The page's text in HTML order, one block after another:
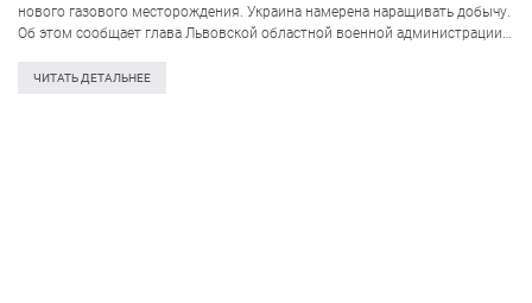
нового газового месторождения. Украина намерена наращивать добычу.
Об этом сообщает глава Львовской областной военной администрации
пунктов Львовской произвели контролируемый…
ЧИТАТЬ ДЕТАЛЬНЕЕ